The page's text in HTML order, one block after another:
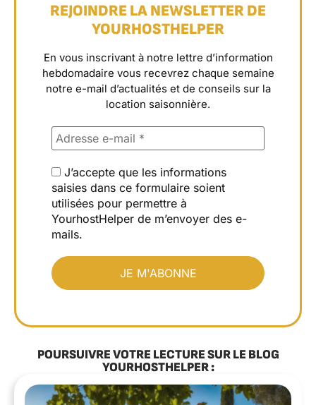
REJOINDRE LA NEWSLETTER DE
YOURHOSTHELPER
En vous inscrivant à notre lettre d’information
hebdomadaire vous recevrez chaque semaine
notre e-mail d’actualités et de conseils sur la
location saisonnière.
J’accepte que les informations
saisies dans ce formulaire soient
utilisées pour permettre à
YourhostHelper de m’envoyer des e-
mails.
POURSUIVRE VOTRE LECTURE SUR LE BLOG
YOURHOSTHELPER :